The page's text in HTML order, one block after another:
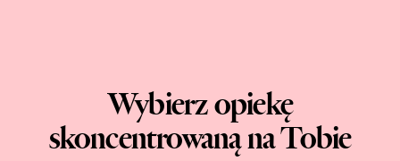
Wybierz opiekę
skoncentrowaną na Tobie